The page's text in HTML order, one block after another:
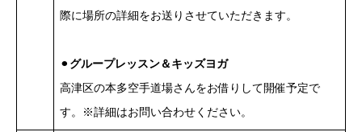
際に場所の詳細をお送りさせていただきます。
⚫︎ グループレッスン＆キッズヨガ
高津区の本多空手道場さんをお借りして開催予定で
す。※詳細はお問い合わせください。